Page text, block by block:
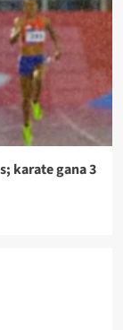
karate gana 3